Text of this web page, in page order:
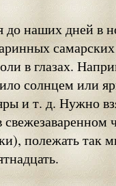
до наших дней в
в глазах.
солнцем или
и т. д. Нужно
полежать так